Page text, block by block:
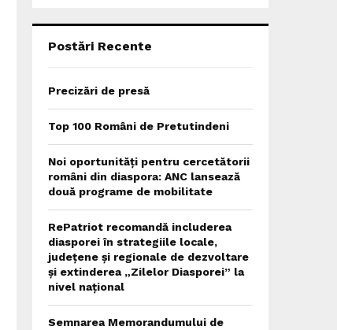
Postări Recente
Precizări de presă
Top 100 Români de Pretutindeni
Noi oportunități pentru cercetătorii
români din diaspora: ANC lansează
două programe de mobilitate
RePatriot recomandă includerea
diasporei în strategiile locale,
județene și regionale de dezvoltare
și extinderea „Zilelor Diasporei” la
nivel național
Semnarea Memorandumului de